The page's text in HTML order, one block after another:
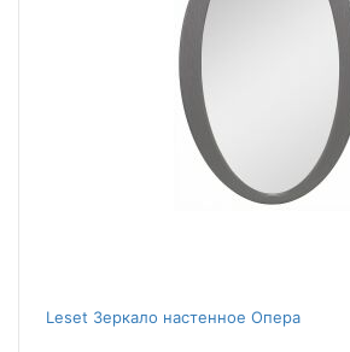
Leset Зеркало настенное Опера